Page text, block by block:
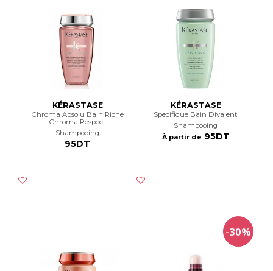
KÉRASTASE
Chroma Absolu Bain Riche
Chroma Respect
Shampooing
95DT
KÉRASTASE
Specifique Bain Divalent
Shampooing
À partir de 95DT
-30%